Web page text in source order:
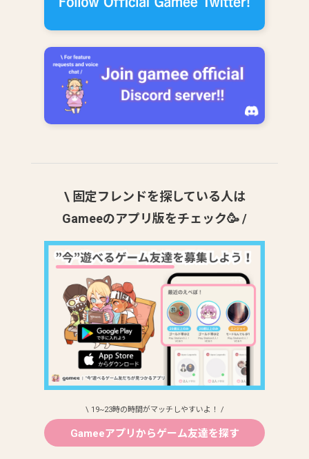
\ 固定フレンドを探している人は
Gameeのアプリ版をチェック🥳 /
\ 19~23時の時間がマッチしやすいよ！ /
Gameeアプリからゲーム友達を探す